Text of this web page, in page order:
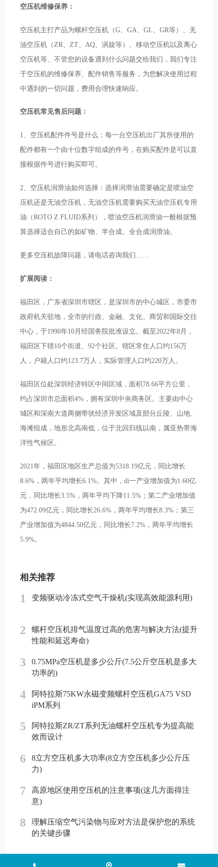
空压机维修保养：
空压机主打产品为螺杆空压机（G、GA、GL、GR等）、无
油空压机（ZR、ZT、AQ、涡旋等）、移动空压机以及离心
空压机等、不管您的设备遇到什么问题交给我们，我们专注
于空压机的维修保养、配件销售等服务，为您解决使用过程
中遇到的一切问题，费用合理快速响应。
空压机常见售后问题：
1、空压机配件件号是什么：每一台空压机出厂其所使用的
配件都有一个由十位数字组成的件号，在购买配件是可以直
接根据件号进行购买即可。
2、空压机润滑油如何选择：选择润滑油需要确定是喷油空
压机还是无油空压机，无油空压机需要购买无油空压机专用
油（ROTO Z FLUID系列），喷油空压机润滑油一般根据预
算选择适合自己的如矿物、半合成、全合成润滑油。
更多空压机故障问题，请电话咨询我们……
扩展阅读：
福田区，广东省深圳市辖区，是深圳市的中心城区，市委市
政府机关驻地，全市的行政、金融、文化、商贸和国际交往
中心，于1990年10月经国务院批准设立。截至2022年8月，
福田区下辖10个街道、92个社区。辖区常住人口约156万
人，户籍人口约123.7万人，实际管理人口约220万人。
福田区位处深圳经济特区中间区域，面积78.66平方公里，
约占深圳市总面积4%，拥有深圳中央商务区。主要由中心
城区和深南大道两侧带状经济开发区域及部分丘陵、山地、
海滩组成，地形北高南低，位于北回归线以南，属亚热带海
洋性气候区。
2021年，福田区地区生产总值为5318.19亿元，同比增长
8.6%，两年平均增长6.1%。其中，di一产业增加值为1.60亿
元，同比增长3.5%，两年平均下降11.5%；第二产业增加值
为472.09亿元，同比增长26.6%，两年平均增长8.3%；第三
产业增加值为4844.50亿元，同比增长7.2%，两年平均增长
5.9%。
相关推荐
1 变频驱动冷冻式空气干燥机(实现高效能源利用)
2
螺杆空压机排气温度过高的危害与解决方法(提升
性能和延迟寿命)
3
0.75MPa空压机是多少公斤(7.5公斤空压机是多大
功率的)
4
阿特拉斯75KW永磁变频螺杆空压机GA75 VSD
iPM系列
5
阿特拉斯ZR/ZT系列无油螺杆空压机专为提高能
效而设计
6
8立方空压机多大功率(8立方空压机多少公斤压
力)
7
高原地区使用空压机的注意事项(这几方面得注
意)
8
理解压缩空气污染物与应对方法是保护您的系统
的关键步骤
Copyright © 2018 - 2026 www.jinlingyasuoji.com 气胜智能装备（深圳）